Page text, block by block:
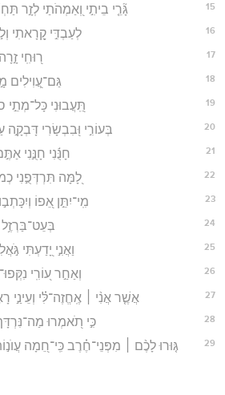
15 גָּ֘רֵ֤י בֵיתִ֣י וְ֭אַמְהֹתַי לְזָ֣ר
16 לְעַבְדִּ֣י קָ֭רָאתִי
17 ר֭וּחִֽי
18 גַּם־עֲ֭וִילִים
19 תִּֽ֭עֲבוּנִי כָּל־מְתֵ֣י
20 בְּעוֹרִ֣י וּ֭בִבְשָׂרִי דָּבְקָ֣ה
21 חָנֻּ֬נִי חָנֻּ֣נִי
22 לָ֭מָּה תִּרְדְּפֻ֣נִי
23 מִֽי־יִתֵּ֣ן אֵ֭פוֹ
24 בְּעֵט־בַּרְזֶ֥ל
25 וַאֲנִ֣י יָ֭דַעְתִּי
26 וְאַחַ֣ר ע֭וֹרִֽי
27 אֲשֶׁ֤ר אֲנִ֨י ׀ אֶֽחֱזֶה־לִּ֗י וְעֵינַ֣י
28 כִּ֣י תֹ֭אמְרוּ
29
גּ֤וּרוּ לָכֶ֨ם ׀ מִפְּנֵי־חֶ֗רֶב כִּֽי־חֵ֭מָה